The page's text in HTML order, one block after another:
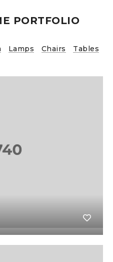
PORTFOLIO
Lamps Chairs Tables